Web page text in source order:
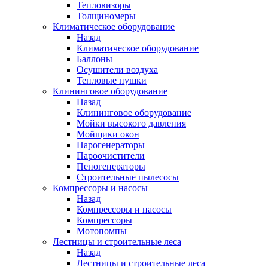
Тепловизоры
Толщиномеры
Климатическое оборудование
Назад
Климатическое оборудование
Баллоны
Осушители воздуха
Тепловые пушки
Клининговое оборудование
Назад
Клининговое оборудование
Мойки высокого давления
Мойщики окон
Парогенераторы
Пароочистители
Пеногенераторы
Строительные пылесосы
Компрессоры и насосы
Назад
Компрессоры и насосы
Компрессоры
Мотопомпы
Лестницы и строительные леса
Назад
Лестницы и строительные леса